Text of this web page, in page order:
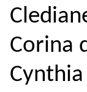
Corina